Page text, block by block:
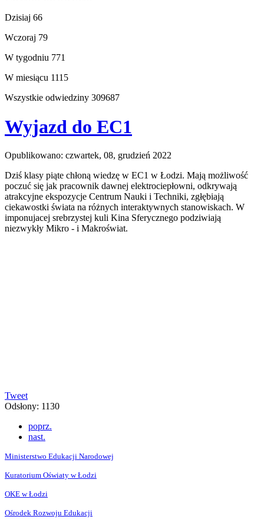
Dzisiaj 66
Wczoraj 79
W tygodniu 771
W miesiącu 1115
Wszystkie odwiedziny 309687
Wyjazd do EC1
Opublikowano: czwartek, 08, grudzień 2022
Dziś klasy piąte chłoną wiedzę w EC1 w Łodzi. Mają możliwość
poczuć się jak pracownik dawnej elektrociepłowni, odkrywają
atrakcyjne ekspozycje Centrum Nauki i Techniki, zgłębiają
ciekawostki świata na różnych interaktywnych stanowiskach. W
imponujacej srebrzystej kuli Kina Sferycznego podziwiają
niezwykły Mikro - i Makroświat.
Tweet
Odsłony: 1130
poprz.
nast.
Ministerstwo Edukacji Narodowej
Kuratorium Oświaty w Łodzi
OKE w Łodzi
Ośrodek Rozwoju Edukacji